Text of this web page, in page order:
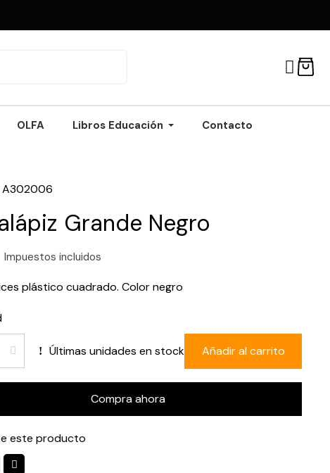
OLFA Libros Educación Contacto
A302006
Grande Negro
Impuestos incluidos
plástico cuadrado. Color negro
Últimas unidades en stock Añadir al carrito
Compra ahora
este producto